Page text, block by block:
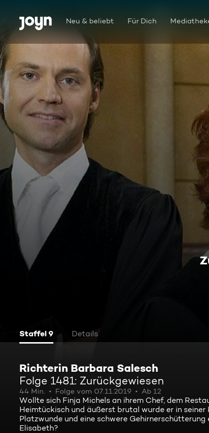
Zum Inhalt springen
Barrierefrei Neu & beliebt Für Dich
Staffel 9 Details
Richterin Barbara Salesch
Folge 1481: Zurückgewiesen
44 Min. Folge vom 07.11.2019 Ab 12
Wollte sich Finja Michels an ihrem Chef, dem
Heimtückisch und äußerst brutal wurde er in
Platzwunde und eine schwere
Elisabeth?